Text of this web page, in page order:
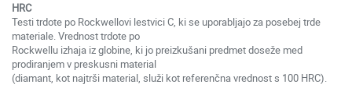
HRC
Testi trdote po Rockwellovi lestvici C, ki se uporabljajo za posebej trde
materiale. Vrednost trdote po
Rockwellu izhaja iz globine, ki jo preizkušani predmet doseže med
prodiranjem v preskusni material
(diamant, kot najtrši material, služi kot referenčna vrednost s 100 HRC).